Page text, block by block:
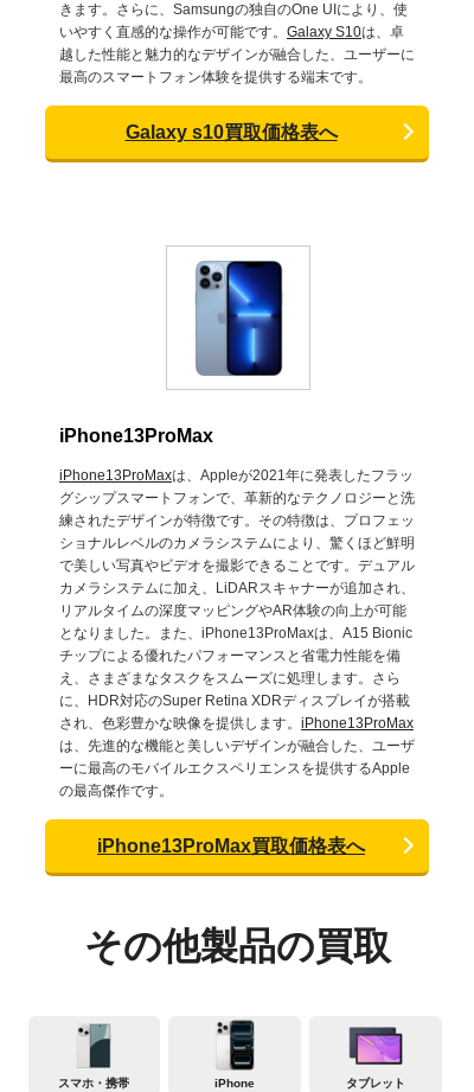
きます。さらに、Samsungの独自のOne UIにより、使
いやすく直感的な操作が可能です。 Galaxy S10は、卓
越した性能と魅力的なデザインが融合した、ユーザーに
最高のスマートフォン体験を提供する端末です。
Galaxy s10買取価格表へ
iPhone13ProMax
iPhone13ProMaxは、Appleが2021年に発表したフラッ
グシップスマートフォンで、革新的なテクノロジーと洗
練されたデザインが特徴です。その特徴は、プロフェッ
ショナルレベルのカメラシステムにより、驚くほど鮮明
で美しい写真やビデオを撮影できることです。デュアル
カメラシステムに加え、LiDARスキャナーが追加され、
リアルタイムの深度マッピングやAR体験の向上が可能
となりました。また、iPhone13ProMaxは、A15 Bionic
チップによる優れたパフォーマンスと省電力性能を備
え、さまざまなタスクをスムーズに処理します。さら
に、HDR対応のSuper Retina XDRディスプレイが搭載
され、色彩豊かな映像を提供します。 iPhone13ProMax
は、先進的な機能と美しいデザインが融合した、ユーザ
ーに最高のモバイルエクスペリエンスを提供するApple
の最高傑作です。
iPhone13ProMax買取価格表へ
その他製品の買取
スマホ・携帯 iPhone タブレット